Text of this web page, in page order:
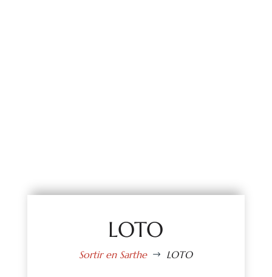
LOTO
Sortir en Sarthe $ LOTO